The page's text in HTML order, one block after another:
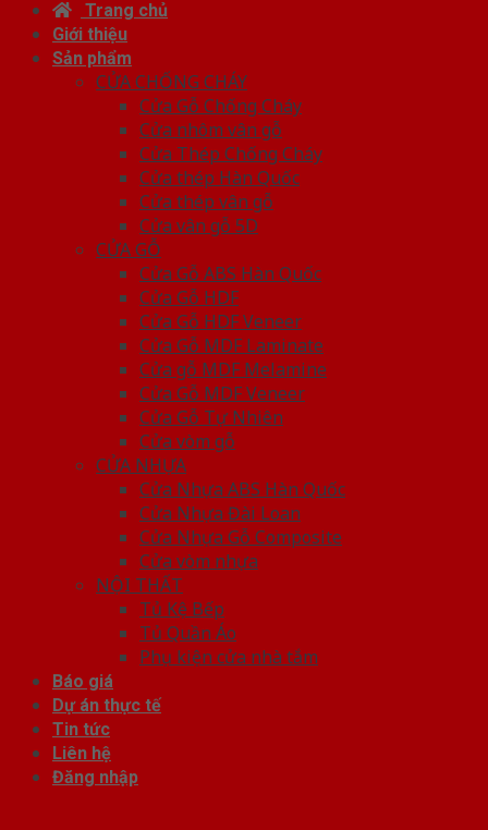
Trang chủ
Giới thiệu
Sản phẩm
CỬA CHỐNG CHÁY
Cửa Gỗ Chống Cháy
Cửa nhôm vân gỗ
Cửa Thép Chống Cháy
Cửa thép Hàn Quốc
Cửa thép vân gỗ
Cửa vân gỗ 5D
CỬA GỖ
Cửa Gỗ ABS Hàn Quốc
Cửa Gỗ HDF
Cửa Gỗ HDF Veneer
Cửa Gỗ MDF Laminate
Cửa gỗ MDF Melamine
Cửa Gỗ MDF Veneer
Cửa Gỗ Tự Nhiên
Cửa vòm gỗ
CỬA NHỰA
Cửa Nhựa ABS Hàn Quốc
Cửa Nhựa Đài Loan
Cửa Nhựa Gỗ Composite
Cửa vòm nhựa
NỘI THẤT
Tủ Kệ Bếp
Tủ Quần Áo
Phụ kiện cửa nhà tắm
Báo giá
Dự án thực tế
Tin tức
Liên hệ
Đăng nhập